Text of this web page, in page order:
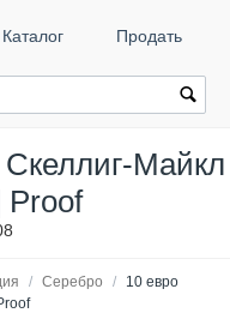
Каталог Продать
Скеллиг-Майкл
/ Серебро /
10 евро